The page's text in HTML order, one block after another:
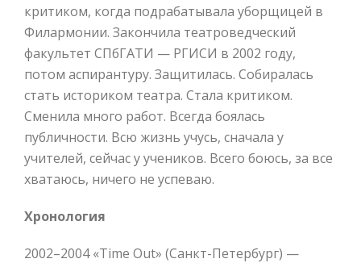
критиком, когда подрабатывала уборщицей в
Филармонии. Закончила театроведческий
факультет СПбГАТИ — РГИСИ в 2002 году,
потом аспирантуру. Защитилась. Собиралась
стать историком театра. Стала критиком.
Сменила много работ. Всегда боялась
публичности. Всю жизнь учусь, сначала у
учителей, сейчас у учеников. Всего боюсь, за все
хватаюсь, ничего не успеваю.
Хронология
2002–2004 «Time Out» (Cанкт-Петербург) —